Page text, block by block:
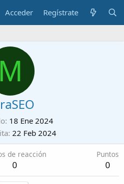
Acceder Regístrate
M
18 Ene 2024
22 Feb 2024
de reacción
0
Puntos
0